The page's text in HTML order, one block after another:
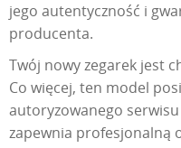
jego autentyczność i
producenta.
Twój nowy zegarek jest
Co więcej, ten model
autoryzowanego
zapewnia profesjonalną